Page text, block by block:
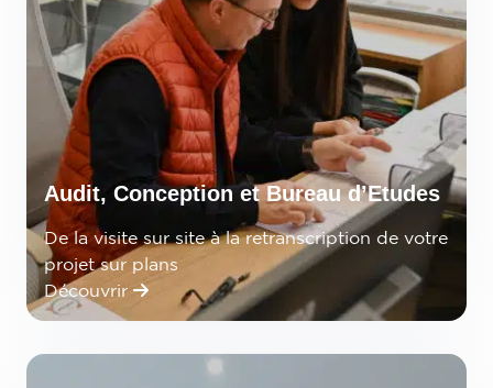
Audit, Conception et Bureau d’Etudes
De la visite sur site à la retranscription de votre
projet sur plans
Découvrir